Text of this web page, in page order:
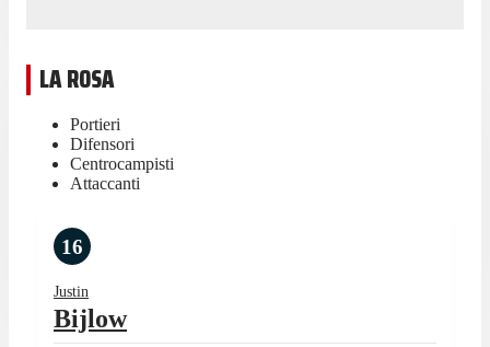
LA ROSA
Portieri
Difensori
Centrocampisti
Attaccanti
16
Justin
Bijlow